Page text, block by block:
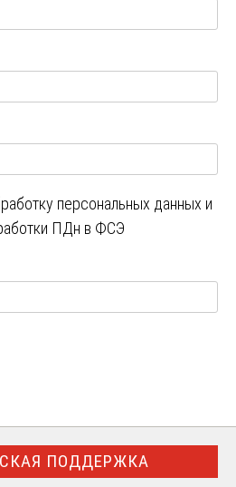
персональных данных и
ПДн в ФСЭ
ПОДДЕРЖКА